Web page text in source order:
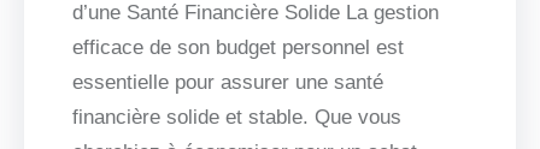
d’une Santé Financière Solide La gestion
efficace de son budget personnel est
essentielle pour assurer une santé
financière solide et stable. Que vous